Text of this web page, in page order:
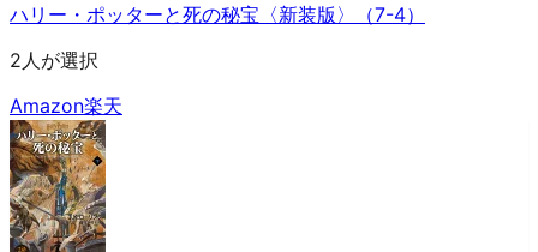
ハリー・ポッターと死の秘宝〈新装版〉（7-4）
2人が選択
Amazon楽天